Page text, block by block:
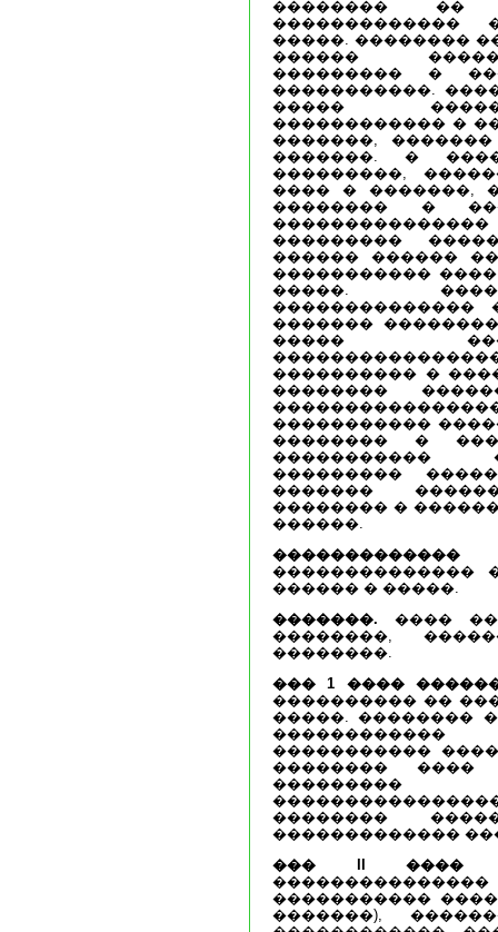
��������
�������������
�����. ��������
������
��������� �
�����������.
�����
������������ �
�������,
�������. �
���������,
���� � �������,
�������� �
���������
������ ������
�����������
�����.
��������������
�������
�����
���������� �
��������
�����������
�������� �
�����������
���������
�������
�������� �
������.
�������������
��������������
������ � �����.
�������. ���� ��
��������,
��������.
��� 1 ����
���������� ��
�����. ��������
�����������
�������� ����
��������
�������������
��� II ����
�����������
�������),